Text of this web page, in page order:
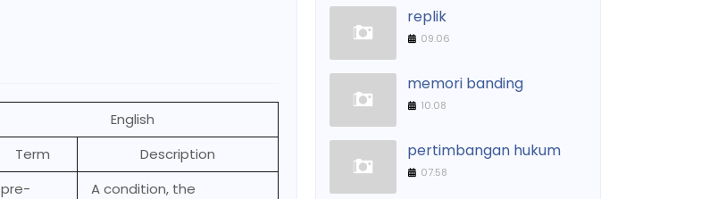
English
Term
Description
pre-
A condition, the
replik
09.06
memori banding
10.08
pertimbangan hukum
07.58